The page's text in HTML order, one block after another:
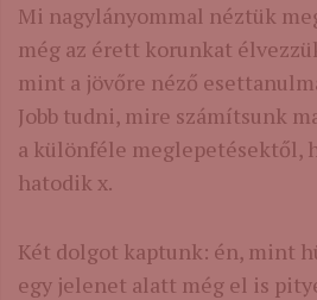
Mi nagylányommal néztük
még az érett korunkat
mint a jövőre néző
Jobb tudni, mire számítsunk
a különféle meglepetésektől,
hatodik x.
Két dolgot kaptunk: én, mint
egy jelenet alatt még el is